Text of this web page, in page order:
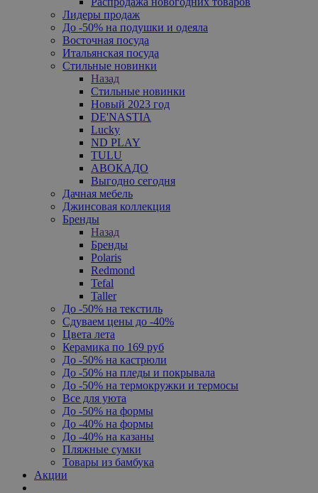
Лидеры продаж
До -50% на подушки и одеяла
Восточная посуда
Итальянская посуда
Стильные новинки
Назад
Стильные новинки
Новый 2023 год
DE'NASTIA
Lucky
ND PLAY
TULU
АВОКАДО
Выгодно сегодня
Дачная мебель
Джинсовая коллекция
Бренды
Назад
Бренды
Polaris
Redmond
Tefal
Taller
До -50% на текстиль
Сдуваем цены до -40%
Цвета лета
Керамика по 169 руб
До -50% на кастрюли
До -50% на пледы и покрывала
До -50% на термокружки и термосы
Все для уюта
До -50% на формы
До -40% на формы
До -40% на казаны
Пляжные сумки
Товары из бамбука
Акции